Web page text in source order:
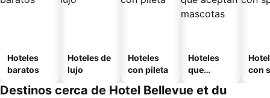
Hoteles
baratos
Hoteles de
lujo
Hoteles
con pileta
Hoteles
que
mascotas
con
Destinos cerca de Hotel Bellevue et du